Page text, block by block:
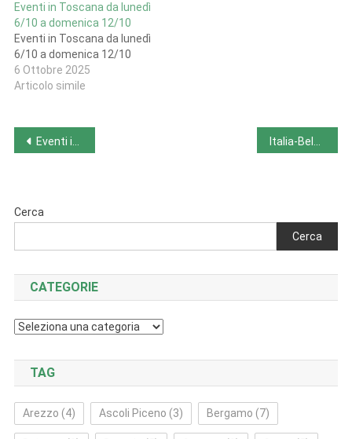
Eventi in Toscana da lunedì
6/10 a domenica 12/10
Eventi in Toscana da lunedì
6/10 a domenica 12/10
6 Ottobre 2025
Articolo simile
Navigazione
Eventi in Piemonte da lunedì 25/12 a domenica 31/12
Cerca
Cerca
CATEGORIE
Categorie
TAG
Arezzo (4) Ascoli Piceno (3) Bergamo (7)